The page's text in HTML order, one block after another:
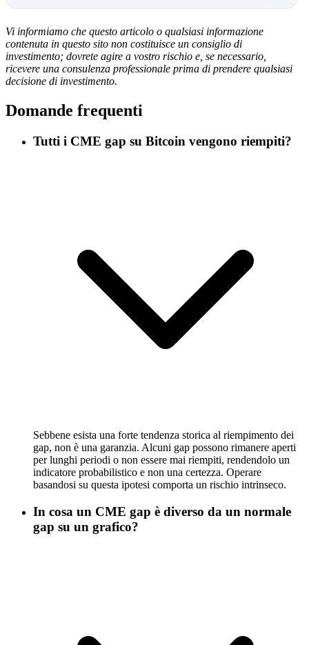
Vi informiamo che questo articolo o qualsiasi informazione
contenuta in questo sito non costituisce un consiglio di
investimento; dovrete agire a vostro rischio e, se necessario,
ricevere una consulenza professionale prima di prendere qualsiasi
decisione di investimento.
Domande frequenti
Tutti i CME gap su Bitcoin vengono riempiti?
Sebbene esista una forte tendenza storica al riempimento dei
gap, non è una garanzia. Alcuni gap possono rimanere aperti
per lunghi periodi o non essere mai riempiti, rendendolo un
indicatore probabilistico e non una certezza. Operare
basandosi su questa ipotesi comporta un rischio intrinseco.
In cosa un CME gap è diverso da un normale
gap su un grafico?